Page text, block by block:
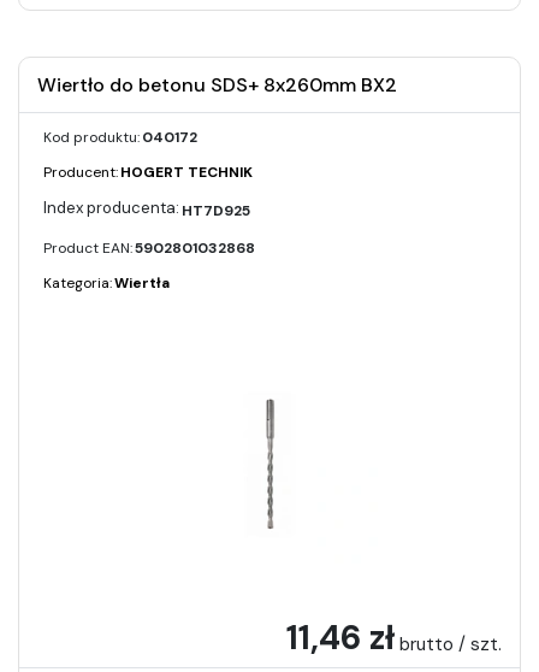
Wiertło do betonu SDS+ 8x260mm BX2
Kod produktu:040172
Producent:HOGERT TECHNIK
HT7D925
Product EAN:5902801032868
Kategoria:Wiertła
11,46 zł brutto / szt.